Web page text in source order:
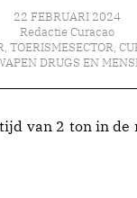
22 FEBRUARI 2024
Redactie Curacao
, TOERISMESECTOR,
DRUGS EN